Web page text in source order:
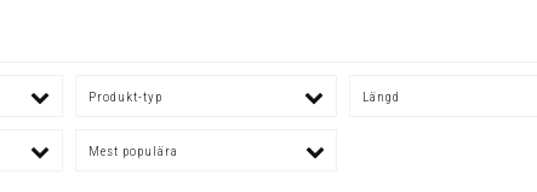
Mest populära
Produkt-typ Längd